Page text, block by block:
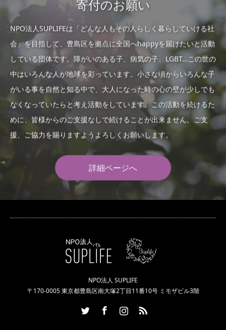
寄付のお願い
NPO法人SUPLIFEは「どんな人もその人らしく暮らしていける社
会」を目指して、豊島区を拠点に全国へhappyを届けたいと活動
している団体です。障がいのある子、病気の子、LGBT…この世の
中はいろんな人が地球を彩っています。小さな頃からいろんな子
がいる事を自然と知る中で、大人になった時の心の壁が少しでも
なくなっていたらと考え活動をしています。この活動を続けるた
めに、皆様からのご支援なしで続けることが出来ません。ご支
援、ご協力を賜りますようよろしくお願いします。
詳細ページへ
NPO法人 SUPLIFE
〒170-0005 東京都豊島区南大塚2丁目11番10号 ミモザビル3階